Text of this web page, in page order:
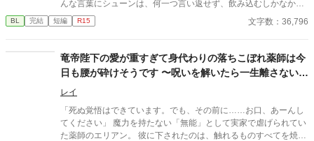
んな言葉にシューンは、何一つ言い返せず、飲み込むしかなかっ
た。そして、夫であるアインス・キールに離婚を切り出すが、ア
インスがそう簡単にシューンを手離す訳もなく......。
BL 完結 短編 R15 文字数：36,796
竜帝陛下の愛が重すぎて身代わりの落ちこぼれ薬師は今
日も腰が砕けそうです 〜呪いを解いたら一生離さないと
宣言されました〜
レイ
「死ぬ覚悟はできています。でも、その前に……お口、あーんし
てください」 魔力を持たない「無能」として実家で虐げられてい
た薬師のエリアン。 彼に下されたのは、触れるものすべてを焼き